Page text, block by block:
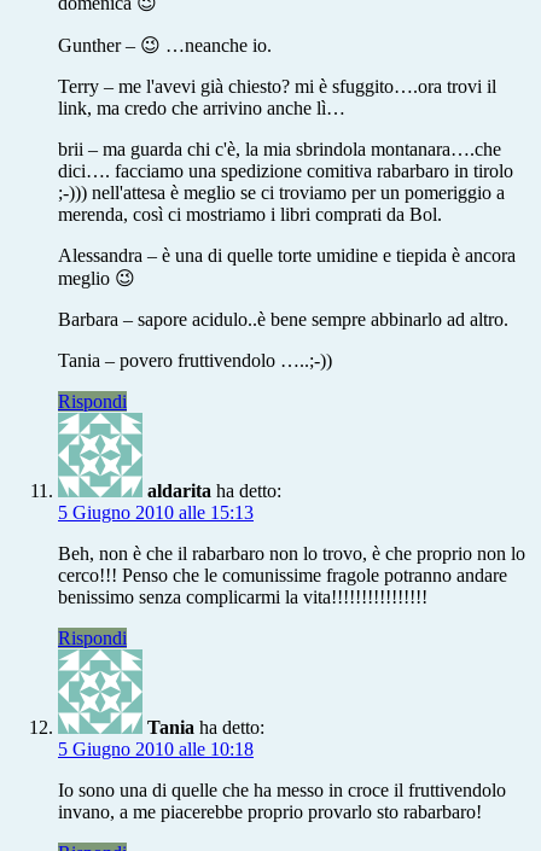
Gunther – 😉 …neanche io.
Terry – me l'avevi già chiesto? mi è sfuggito….ora trovi il
link, ma credo che arrivino anche lì…
brii – ma guarda chi c'è, la mia sbrindola montanara….che
dici…. facciamo una spedizione comitiva rabarbaro in tirolo
;-))) nell'attesa è meglio se ci troviamo per un pomeriggio a
merenda, così ci mostriamo i libri comprati da Bol.
Alessandra – è una di quelle torte umidine e tiepida è ancora
meglio 😉
Barbara – sapore acidulo..è bene sempre abbinarlo ad altro.
Tania – povero fruttivendolo …..;-))
Rispondi
aldarita ha detto:
5 Giugno 2010 alle 15:13
Beh, non è che il rabarbaro non lo trovo, è che proprio non lo
cerco!!! Penso che le comunissime fragole potranno andare
benissimo senza complicarmi la vita!!!!!!!!!!!!!!!!
Rispondi
Tania ha detto:
5 Giugno 2010 alle 10:18
Io sono una di quelle che ha messo in croce il fruttivendolo
invano, a me piacerebbe proprio provarlo sto rabarbaro!